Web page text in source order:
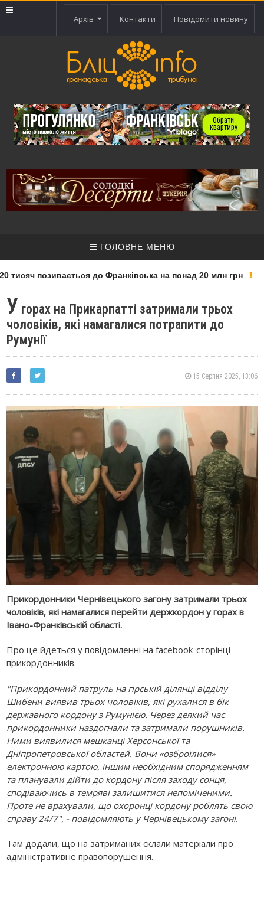
Архів Контакти Повідомити новину
ГОЛОВНЕ МЕНЮ
позивається до Франківська на понад 20 млн грн
У горах на Прикарпатті затримали трьох
чоловіків, які намагалися потрапити до
Румунії
15 Серпня 2025, 13:06
Прикордонники Чернівецького загону затримали трьох
чоловіків, які намагалися перейти держкордон у горах в
Івано-Франківській області.
Про це йдеться у повідомленні на facebook-сторінці
прикордонників.
"Прикордонний патруль на гірській ділянці відділу
Шибени виявив трьох чоловіків, які рухалися в бік
державного кордону з Румунією. Через деякий час
прикордонники наздогнали та затримали порушників.
Ними виявилися мешканці Херсонської та
Дніпропетровської областей. Вони «озброїлися»
електронною картою, іншим необхідним спорядженням
та планували дійти до кордону після заходу сонця,
сподіваючись в темряві залишитися непоміченими.
Проте не врахували, що охоронці кордону роблять свою
справу 24/7", - повідомляють у Чернівецькому загоні.
Там додали, що на затриманих склали матеріали про
адміністративне правопорушення.